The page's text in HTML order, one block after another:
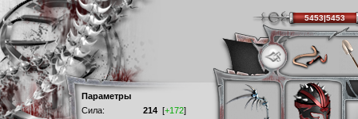
Параметры
Сила:
214 [+172]
5453|5453